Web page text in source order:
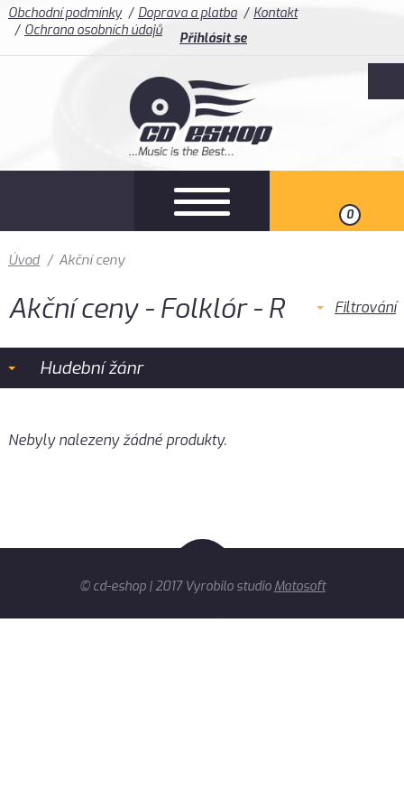
Obchodní podmínky Doprava a platba
Kontakt
Ochrana osobních údajů
Přihlásit se
0
Úvod / Akční ceny
Akční ceny - Folklór - R Filtrování
Hudební žánr
Nebyly nalezeny žádné produkty.
© cd-eshop | 2017 Vyrobilo studio Matosoft